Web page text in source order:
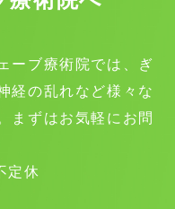
ーブ療術院では、ぎ
経の乱れなど様々な
まずはお気軽にお問
定休